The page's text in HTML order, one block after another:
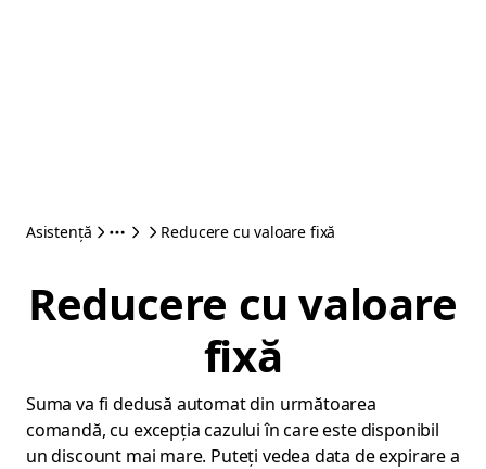
Asistență Reducere cu valoare fixă
Reducere cu valoare
fixă
Suma va fi dedusă automat din următoarea
comandă, cu excepția cazului în care este disponibil
un discount mai mare. Puteți vedea data de expirare a